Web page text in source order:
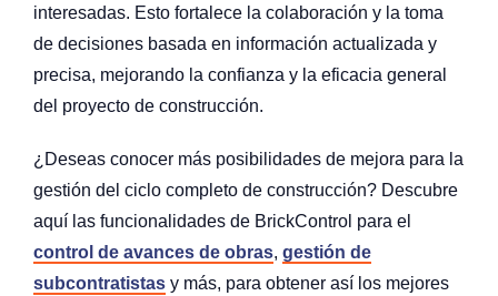
interesadas. Esto fortalece la colaboración y la toma
de decisiones basada en información actualizada y
precisa, mejorando la confianza y la eficacia general
del proyecto de construcción.
¿Deseas conocer más posibilidades de mejora para la
gestión del ciclo completo de construcción? Descubre
aquí las funcionalidades de BrickControl para el
control de avances de obras, gestión de
subcontratistas y más, para obtener así los mejores